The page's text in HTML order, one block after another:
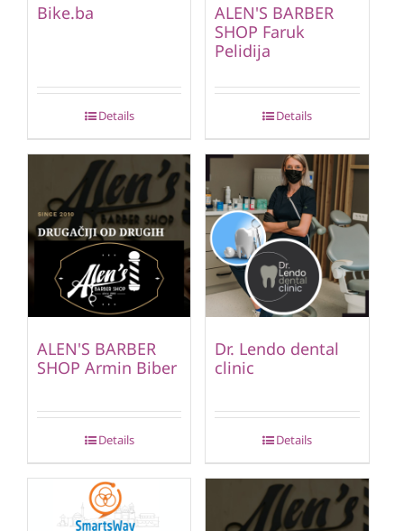
Bike.ba
Details
ALEN'S BARBER
SHOP Faruk
Pelidija
Details
ALEN'S BARBER
SHOP Armin Biber
Details
Dr. Lendo dental
clinic
Details